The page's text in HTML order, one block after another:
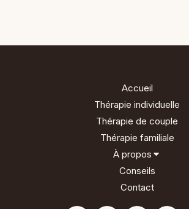
Accueil
Thérapie individuelle
Thérapie de couple
Thérapie familiale
À propos
Conseils
Contact